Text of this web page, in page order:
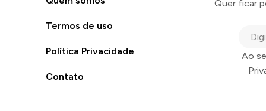
Termos de uso
Política Privacidade
Contato
Quer ficar
Ao